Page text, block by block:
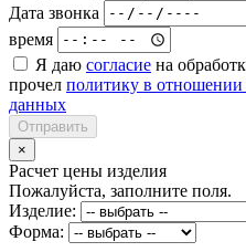
Дата звонка
время
Я даю согласие на
прочел политику в отношении
данных
Отправить
×
Расчет цены изделия
Пожалуйста, заполните поля.
Изделие:
Форма: